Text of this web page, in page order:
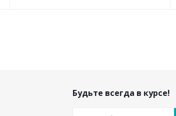
Будьте всегда в курсе!